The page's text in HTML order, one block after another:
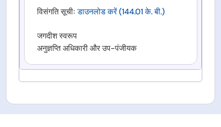
विसंगति सूचीःडाउनलोड करें(144.01 के. बी.)
जगदीश स्वरूप
अनुज्ञप्ति अधिकारी और उप-पंजीयक